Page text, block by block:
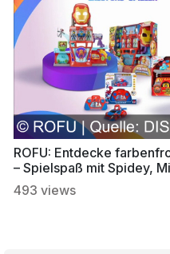
ROFU: Entdecke
– Spielspaß mit Spidey,
McQueen
493 views